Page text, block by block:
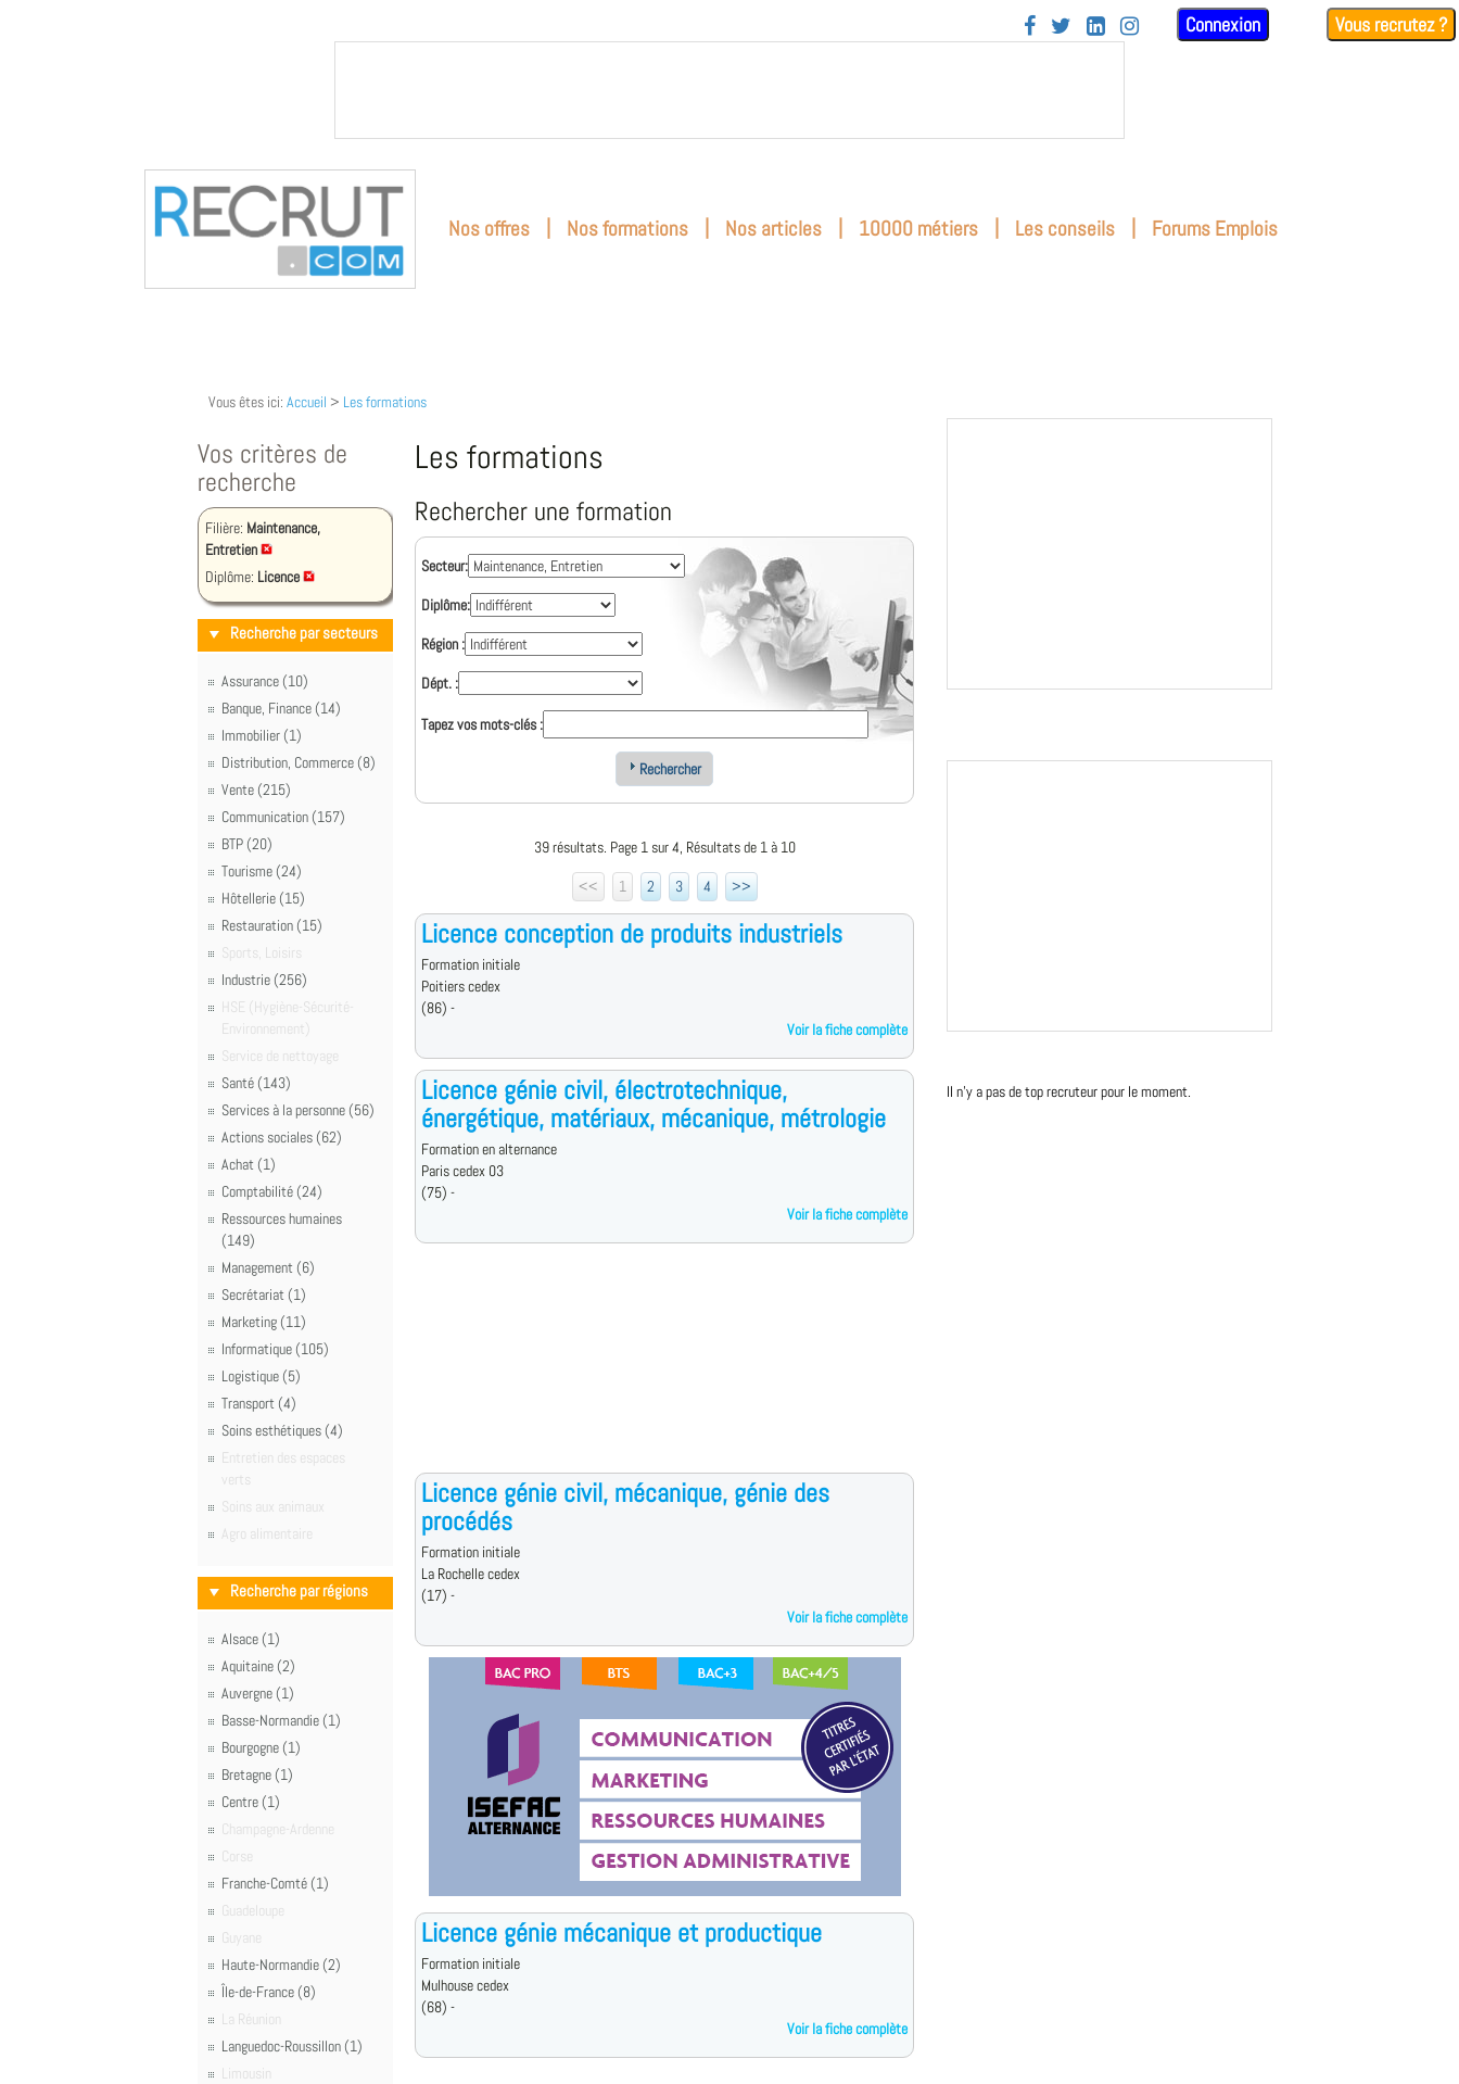
    Connexion Vous recrutez ?
Nos offres | Nos formations | Nos articles | 10000 métiers | Les conseils | Forums Emplois
Vous êtes ici: Accueil > Les formations
Vos critères de
recherche
Filière: Maintenance,
Entretien
Diplôme: Licence
Recherche par secteurs
Assurance (10)
Banque, Finance (14)
Immobilier (1)
Distribution, Commerce (8)
Vente (215)
Communication (157)
BTP (20)
Tourisme (24)
Hôtellerie (15)
Restauration (15)
Sports, Loisirs
Industrie (256)
HSE (Hygiène-Sécurité-
Environnement)
Service de nettoyage
Santé (143)
Services à la personne (56)
Actions sociales (62)
Achat (1)
Comptabilité (24)
Ressources humaines
(149)
Management (6)
Secrétariat (1)
Marketing (11)
Informatique (105)
Logistique (5)
Transport (4)
Soins esthétiques (4)
Entretien des espaces
verts
Soins aux animaux
Agro alimentaire
Recherche par régions
Alsace (1)
Aquitaine (2)
Auvergne (1)
Basse-Normandie (1)
Bourgogne (1)
Bretagne (1)
Centre (1)
Champagne-Ardenne
Corse
Franche-Comté (1)
Guadeloupe
Guyane
Haute-Normandie (2)
Île-de-France (8)
La Réunion
Languedoc-Roussillon (1)
Limousin
Les formations
Rechercher une formation
Secteur:
Diplôme:
Région :
Dépt. :
Tapez vos mots-clés :
Rechercher
39 résultats. Page 1 sur 4, Résultats de 1 à 10
<<
1 2 3 4 >>
Licence conception de produits industriels
Formation initiale
Poitiers cedex
(86) -
Voir la fiche complète
Licence génie civil, électrotechnique,
énergétique, matériaux, mécanique, métrologie
Formation en alternance
Paris cedex 03
(75) -
Voir la fiche complète
Licence génie civil, mécanique, génie des
procédés
Formation initiale
La Rochelle cedex
(17) -
Voir la fiche complète
Licence génie mécanique et productique
Formation initiale
Mulhouse cedex
(68) -
Voir la fiche complète
Il n'y a pas de top recruteur pour le moment.